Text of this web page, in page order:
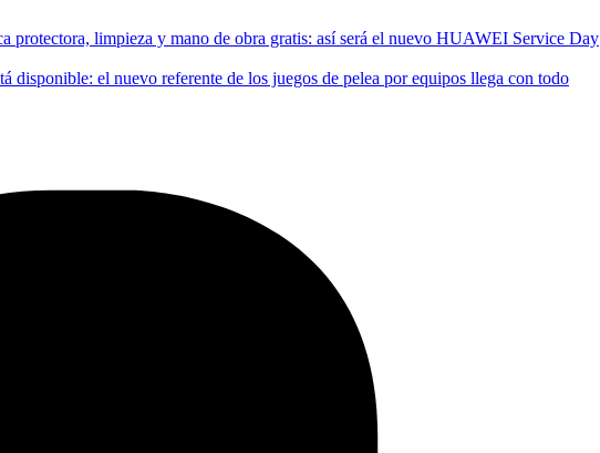
protectora, limpieza y mano de obra gratis: así será el nuevo HUAWEI Service Day
el nuevo referente de los juegos de pelea por equipos llega con todo